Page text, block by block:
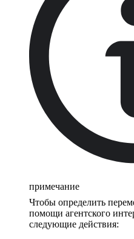
примечание
Чтобы определить
помощи агентского
следующие действия: